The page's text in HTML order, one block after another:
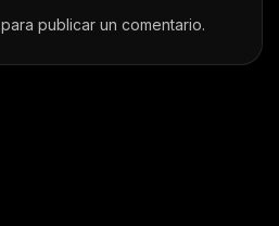
para publicar un comentario.